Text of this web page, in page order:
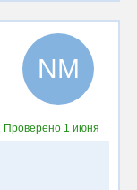
NM
Проверено 1 июня